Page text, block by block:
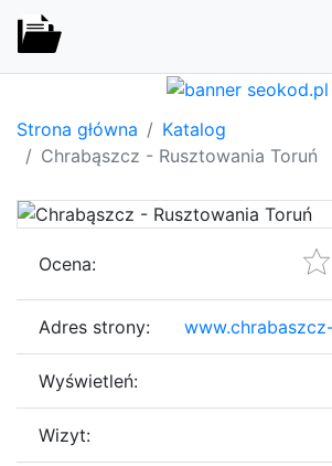
Strona główna
Katalog
Chrabąszcz - Rusztowania Toruń
Ocena:
Adres strony:
Wyświetleń:
Wizyt: